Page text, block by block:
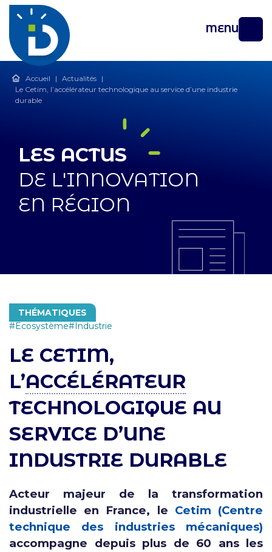
MENU
Accueil | Actualités |
Le Cetim, l’accélérateur technologique au service d’une industrie
durable
LES ACTUS
DE L'INNOVATION
EN RÉGION
THÉMATIQUES
Ecosystème
Industrie
LE CETIM,
L’ACCÉLÉRATEUR
TECHNOLOGIQUE AU
SERVICE D’UNE
INDUSTRIE DURABLE
Acteur majeur de la transformation
industrielle en France, le Cetim (Centre
technique des industries mécaniques)
accompagne depuis plus de 60 ans les